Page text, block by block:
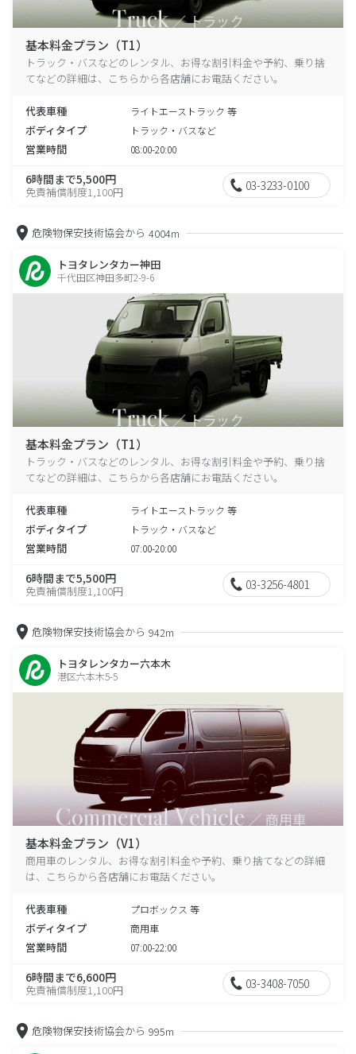
基本料金プラン（T1）
トラック・バスなどのレンタル、お得な割引料金や予約、乗り捨
てなどの詳細は、こちらから各店舗にお電話ください。
代表車種 ライトエーストラック 等
ボディタイプ トラック・バスなど
営業時間 08:00-20:00
6時間まで5,500円
免責補償制度1,100円 03-3233-0100
危険物保安技術協会から 4004m
トヨタレンタカー神田
千代田区神田多町2-9-6
基本料金プラン（T1）
トラック・バスなどのレンタル、お得な割引料金や予約、乗り捨
てなどの詳細は、こちらから各店舗にお電話ください。
代表車種 ライトエーストラック 等
ボディタイプ トラック・バスなど
営業時間 07:00-20:00
6時間まで5,500円
免責補償制度1,100円 03-3256-4801
危険物保安技術協会から 942m
トヨタレンタカー六本木
港区六本木5-5
基本料金プラン（V1）
商用車のレンタル、お得な割引料金や予約、乗り捨てなどの詳細
は、こちらから各店舗にお電話ください。
代表車種 プロボックス 等
ボディタイプ 商用車
営業時間 07:00-22:00
6時間まで6,600円
免責補償制度1,100円 03-3408-7050
危険物保安技術協会から 995m